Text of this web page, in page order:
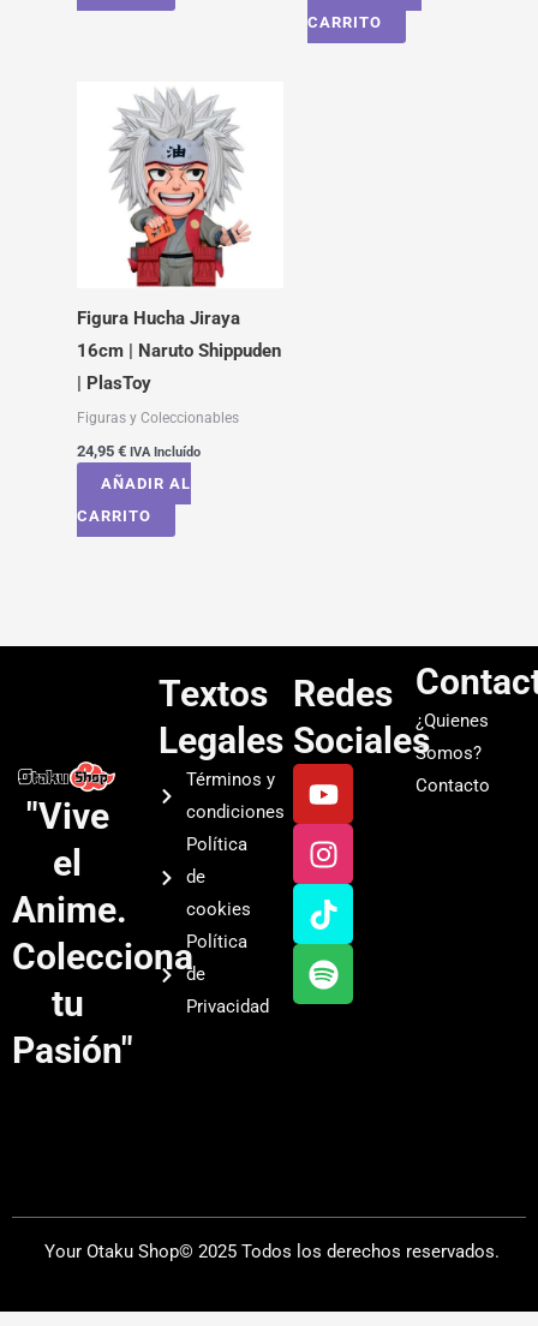
CARRITO
Figura Hucha Jiraya
16cm | Naruto Shippuden
| PlasToy
Figuras y Coleccionables
24,95 € IVA Incluído
AÑADIR AL
CARRITO
"Vive
el
Anime.
Colecciona
tu
Pasión"
Textos
Legales
Términos y
condiciones
Política
de
cookies
Política
de
Privacidad
Redes
Sociales
Y
o
u
t
u
b
e
I
n
s
t
a
g
r
a
T
i
k
t
o
k
S
p
o
t
i
f
y
¿Quienes
Somos?
Contacto
Your Otaku Shop© 2025 Todos los derechos reservados.